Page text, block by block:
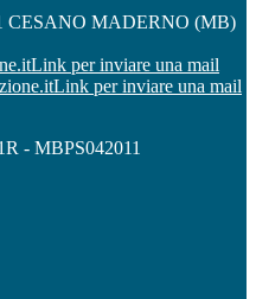
CESANO MADERNO (MB)
Link per inviare una mail
Link per inviare una mail
- MBPS042011